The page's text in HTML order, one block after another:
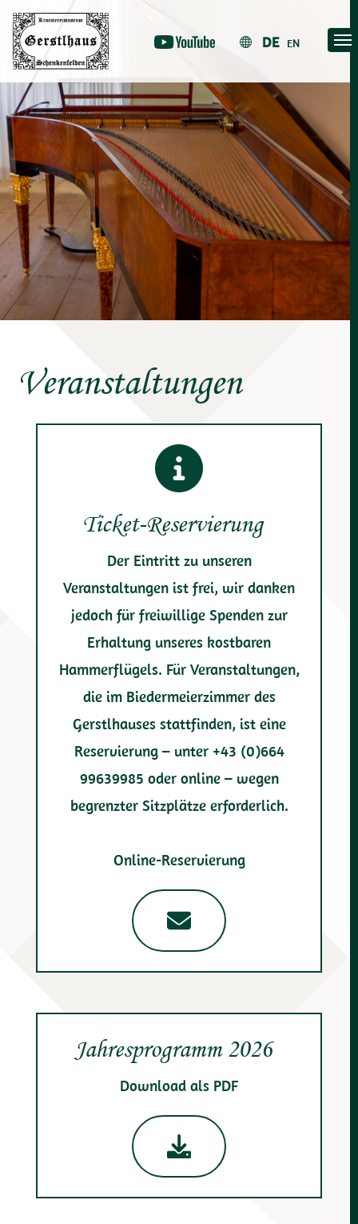
Skip
content
DE EN
Veranstaltungen
Ticket-Reservierung
Der Eintritt zu unseren
Veranstaltungen ist frei, wir danken
jedoch für freiwillige Spenden zur
Erhaltung unseres kostbaren
Hammerflügels. Für Veranstaltungen,
die im Biedermeierzimmer des
Gerstlhauses stattfinden, ist eine
Reservierung – unter +43 (0)664
99639985 oder online – wegen
begrenzter Sitzplätze erforderlich.
Online-Reservierung
Jahresprogramm 2026
Download als PDF